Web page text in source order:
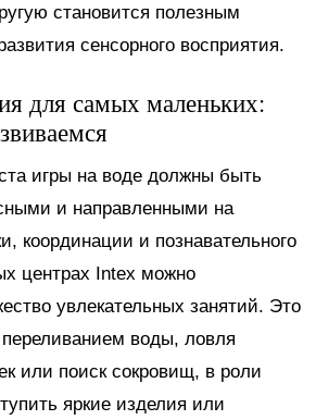
становится полезным
сенсорного восприятия.
для самых маленьких:
игры на воде должны быть
и направленными на
координации и познавательного
центрах Intex можно
увлекательных занятий. Это
воды, ловля
или поиск сокровищ, в роли
яркие изделия или